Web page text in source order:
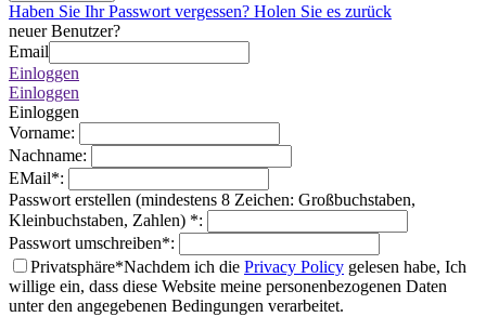
Haben Sie Ihr Passwort vergessen? Holen Sie es zurück
neuer Benutzer?
Email
Einloggen
Einloggen
Einloggen
Vorname:
Nachname:
EMail*:
Passwort erstellen (mindestens 8 Zeichen: Großbuchstaben,
Kleinbuchstaben, Zahlen) *:
Passwort umschreiben*:
Privatsphäre*Nachdem ich die Privacy Policy gelesen habe, Ich
willige ein, dass diese Website meine personenbezogenen Daten
unter den angegebenen Bedingungen verarbeitet.